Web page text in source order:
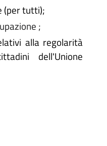
(per tutti);
;
alla regolarità
dell'Unione